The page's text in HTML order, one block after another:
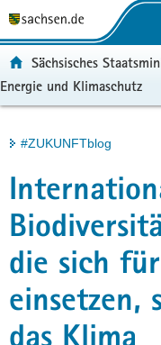
t
a
l
g
r
e
f
n
u
p
t
a
l
t
e
r
v
Portalübergreifende
Sächsisches
Energie und Klimaschutz
Hauptinhalt
#ZUKUNFTblog
die sich
einsetzen,